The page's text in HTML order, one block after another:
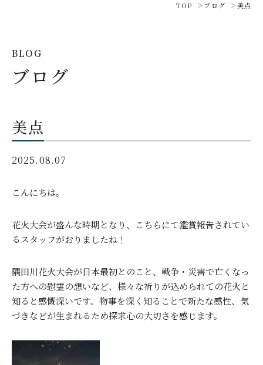
TOP ブログ 美点
BLOG
ブログ
美点
2025.08.07
こんにちは。
花火大会が盛んな時期となり、こちらにて鑑賞報告されてい
るスタッフがおりましたね！
隅田川花火大会が日本最初とのこと、戦争・災害で亡くなっ
た方への慰霊の想いなど、様々な祈りが込められての花火と
知ると感慨深いです。物事を深く知ることで新たな感性、気
づきなどが生まれるため探求心の大切さを感じます。